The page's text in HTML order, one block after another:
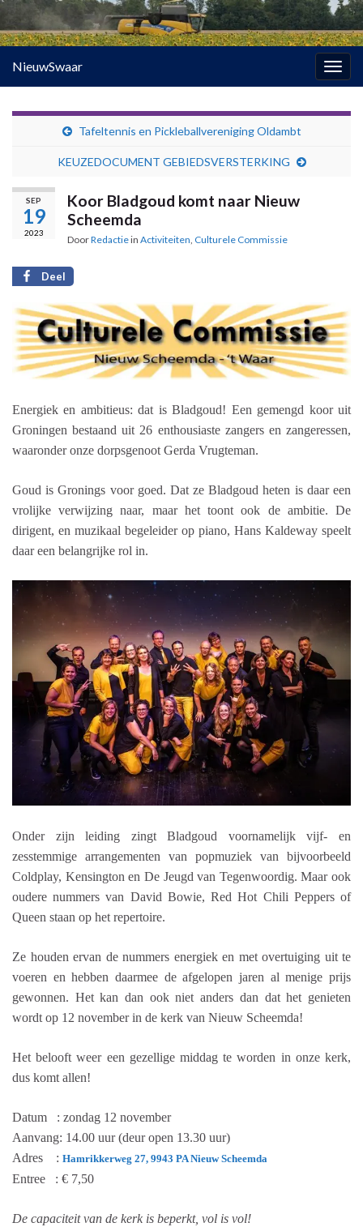
NieuwSwaar
Tafeltennis en Pickleballvereniging Oldambt
KEUZEDOCUMENT GEBIEDSVERSTERKING
SEP
19
2023
Koor Bladgoud komt naar Nieuw
Scheemda
DoorRedactiein Activiteiten, Culturele Commissie
Deel
Energiek en ambitieus: dat is Bladgoud! Een gemengd koor uit
Groningen bestaand uit 26 enthousiaste zangers en zangeressen,
waaronder onze dorpsgenoot Gerda Vrugteman.
Goud is Gronings voor goed. Dat ze Bladgoud heten is daar een
vrolijke verwijzing naar, maar het toont ook de ambitie. De
dirigent, en muzikaal begeleider op piano, Hans Kaldeway speelt
daar een belangrijke rol in.
Onder zijn leiding zingt Bladgoud voornamelijk vijf- en
zesstemmige arrangementen van popmuziek van bijvoorbeeld
Coldplay, Kensington en De Jeugd van Tegenwoordig. Maar ook
oudere nummers van David Bowie, Red Hot Chili Peppers of
Queen staan op het repertoire.
Ze houden ervan de nummers energiek en met overtuiging uit te
voeren en hebben daarmee de afgelopen jaren al menige prijs
gewonnen. Het kan dan ook niet anders dan dat het genieten
wordt op 12 november in de kerk van Nieuw Scheemda!
Het belooft weer een gezellige middag te worden in onze kerk,
dus komt allen!
Datum : zondag 12 november
Aanvang: 14.00 uur (deur open 13.30 uur)
Adres : Hamrikkerweg 27, 9943 PA Nieuw Scheemda
Entree : € 7,50
De capaciteit van de kerk is beperkt, vol is vol!